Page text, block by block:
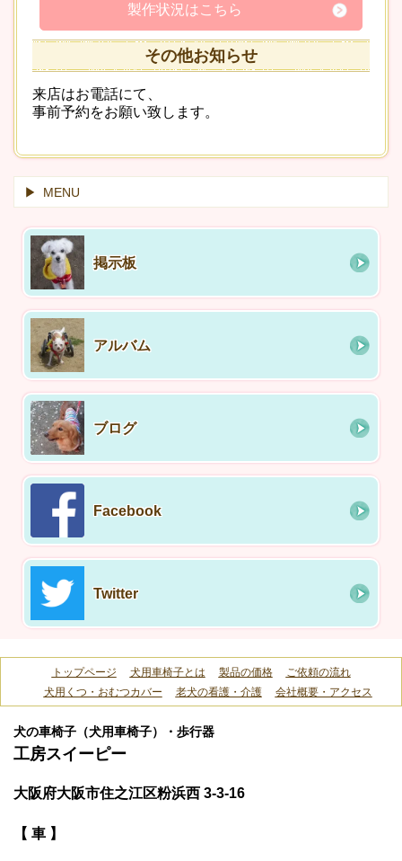
製作状況はこちら
その他お知らせ
来店はお電話にて、
事前予約をお願い致します。
MENU
掲示板
アルバム
ブログ
Facebook
Twitter
トップページ 犬用車椅子とは 製品の価格
ご依頼の流れ
犬用くつ・おむつカバー
老犬の看護・介護 会社概要・アクセス
犬の車椅子（犬用車椅子）・歩行器
工房スイーピー
大阪府大阪市住之江区粉浜西 3-3-16
【 車 】